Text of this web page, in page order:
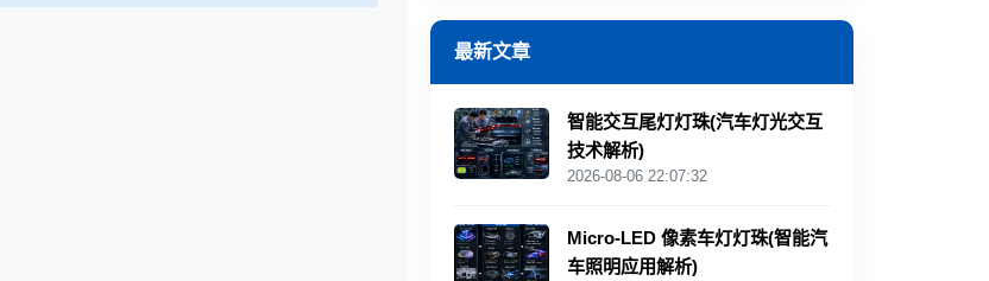
最新文章
智能交互尾灯灯珠(汽车灯光交互
技术解析)
2026-08-06 22:07:32
Micro-LED 像素车灯灯珠(智能汽
车照明应用解析)